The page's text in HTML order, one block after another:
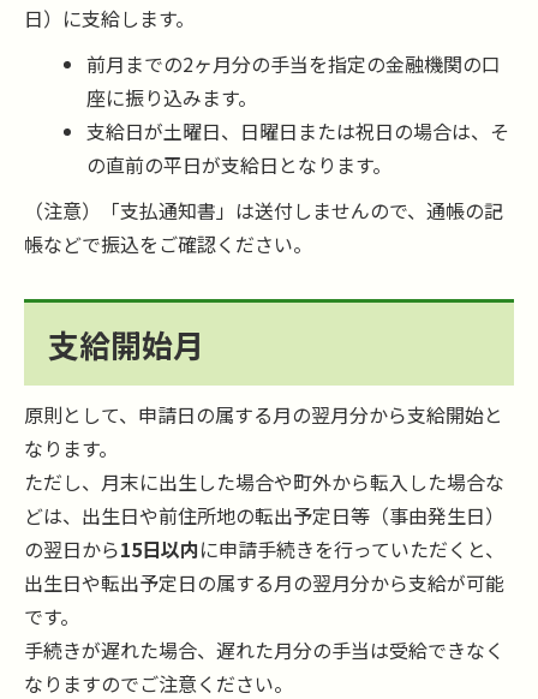
日）に支給します。
前月までの2ヶ月分の手当を指定の金融機関の口
座に振り込みます。
支給日が土曜日、日曜日または祝日の場合は、そ
の直前の平日が支給日となります。
（注意）「支払通知書」は送付しませんので、通帳の記
帳などで振込をご確認ください。
支給開始月
原則として、申請日の属する月の翌月分から支給開始と
なります。
ただし、月末に出生した場合や町外から転入した場合な
どは、出生日や前住所地の転出予定日等（事由発生日）
の翌日から15日以内に申請手続きを行っていただくと、
出生日や転出予定日の属する月の翌月分から支給が可能
です。
手続きが遅れた場合、遅れた月分の手当は受給できなく
なりますのでご注意ください。